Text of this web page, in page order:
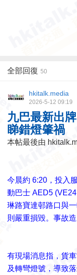
全部回復 50
hkitalk.media
2026-5-12 09:19
九巴最新出
睇錯燈肇禍
本帖最後由
今晨約 6:20，投入
動巴士 AED5
琳路寶達邨路口與
則嚴重損毀。事故
有現場消息指，貨
及轉彎燈號，導致